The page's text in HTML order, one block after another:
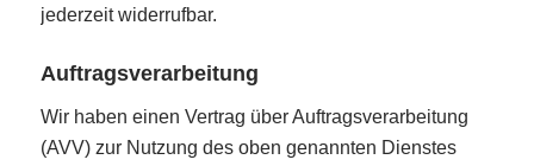
jederzeit widerrufbar.
Auftragsverarbeitung
Wir haben einen Vertrag über Auftragsverarbeitung
(AVV) zur Nutzung des oben genannten Dienstes